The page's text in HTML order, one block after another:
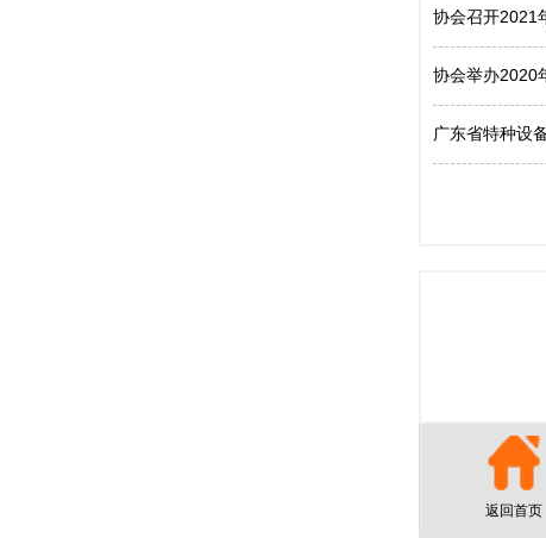
协会召开2021
协会举办2020
广东省特种设
返回首页